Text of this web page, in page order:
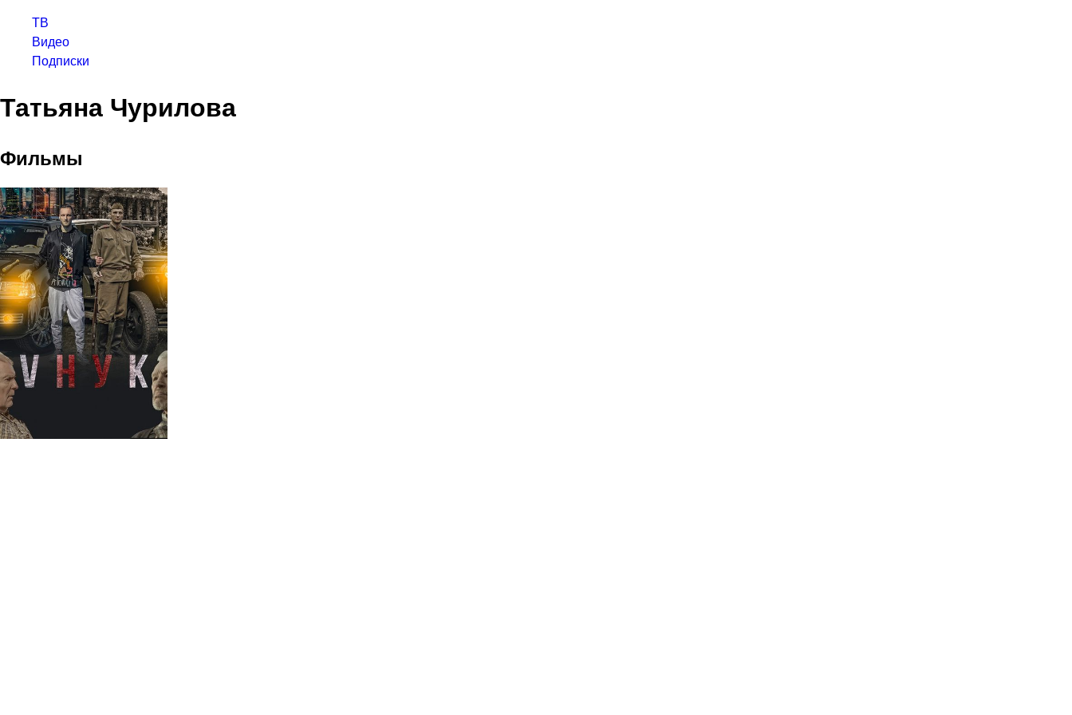
ТВ
Видео
Подписки
Татьяна Чурилова
Фильмы